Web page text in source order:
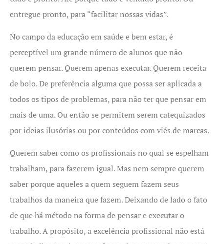
entregue pronto, para “facilitar nossas vidas”.
No campo da educação em saúde e bem estar, é
perceptível um grande número de alunos que não
querem pensar. Querem apenas executar. Querem receita
de bolo. De preferência alguma que possa ser aplicada a
todos os tipos de problemas, para não ter que pensar em
mais de uma. Ou então se permitem serem catequizados
por ideias ilusórias ou por conteúdos com viés de marcas.
Querem saber como os profissionais no qual se espelham
trabalham, para fazerem igual. Mas nem sempre querem
saber porque aqueles a quem seguem fazem seus
trabalhos da maneira que fazem. Deixando de lado o fato
de que há método na forma de pensar e executar o
trabalho. A propósito, a excelência profissional não está